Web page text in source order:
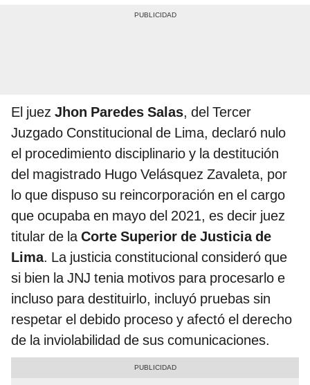
El juez Jhon Paredes Salas, del Tercer
Juzgado Constitucional de Lima, declaró nulo
el procedimiento disciplinario y la destitución
del magistrado Hugo Velásquez Zavaleta, por
lo que dispuso su reincorporación en el cargo
que ocupaba en mayo del 2021, es decir juez
titular de laCorte Superior de Justicia de
Lima. La justicia constitucional consideró que
si bien la JNJ tenia motivos para procesarlo e
incluso para destituirlo, incluyó pruebas sin
respetar el debido proceso y afectó el derecho
de la inviolabilidad de sus comunicaciones.